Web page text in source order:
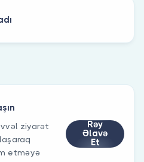
ziyarət
etməyə
Rəy
Əlavə
Et